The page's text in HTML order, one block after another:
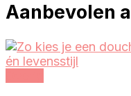
Aanbevolen